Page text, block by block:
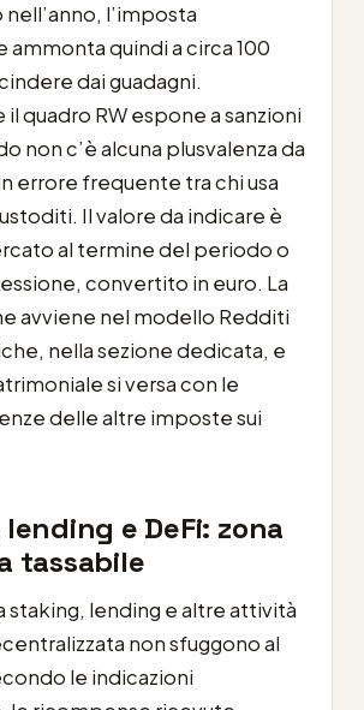
l’imposta
ammonta quindi a circa 100
dai guadagni.
quadro RW espone a sanzioni
non c’è alcuna plusvalenza da
errore frequente tra chi usa
Il valore da indicare è
al termine del periodo o
convertito in euro. La
avviene nel modello Redditi
nella sezione dedicata, e
si versa con le
delle altre imposte sui
e DeFi: zona
tassabile
staking, lending e altre attività
non sfuggono al
le indicazioni